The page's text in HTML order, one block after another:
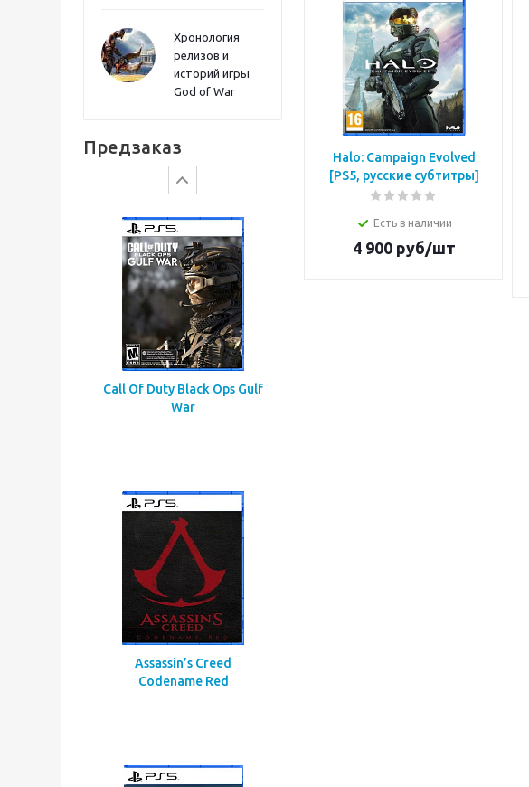
Хронология
релизов и
историй игры
God of War
Предзаказ
Call Of Duty Black Ops Gulf
War
Assassin’s Creed
Codename Red
Halo: Campaign Evolved
[PS5, русские субтитры]
Есть в наличии
4 900руб/шт